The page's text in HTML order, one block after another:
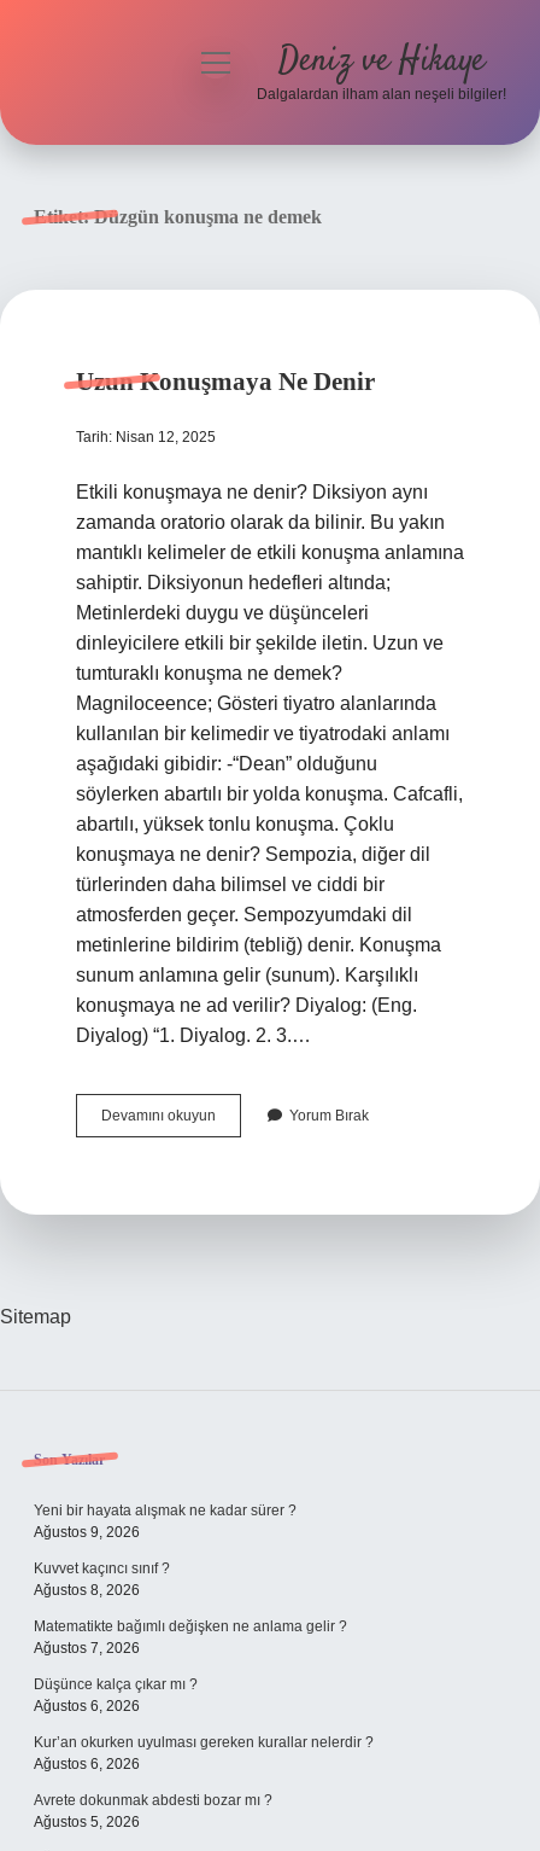
menüyü
Deniz ve Hikaye
Dalgalardan ilham alan neşeli bilgiler!
Etiket:Düzgün konuşma ne demek
Uzun Konuşmaya Ne Denir
Tarih: Nisan 12, 2025
Etkili konuşmaya ne denir? Diksiyon aynı
zamanda oratorio olarak da bilinir. Bu yakın
mantıklı kelimeler de etkili konuşma anlamına
sahiptir. Diksiyonun hedefleri altında;
Metinlerdeki duygu ve düşünceleri
dinleyicilere etkili bir şekilde iletin. Uzun ve
tumturaklı konuşma ne demek?
Magniloceence; Gösteri tiyatro alanlarında
kullanılan bir kelimedir ve tiyatrodaki anlamı
aşağıdaki gibidir: -“Dean” olduğunu
söylerken abartılı bir yolda konuşma. Cafcafli,
abartılı, yüksek tonlu konuşma. Çoklu
konuşmaya ne denir? Sempozia, diğer dil
türlerinden daha bilimsel ve ciddi bir
atmosferden geçer. Sempozyumdaki dil
metinlerine bildirim (tebliğ) denir. Konuşma
sunum anlamına gelir (sunum). Karşılıklı
konuşmaya ne ad verilir? Diyalog: (Eng.
Diyalog) “1. Diyalog. 2. 3.…
Devamını okuyun
Konuşmaya
Yorum Bırak
Sitemap
Sidebar
Son Yazılar
Yeni bir hayata alışmak ne kadar sürer ?
Ağustos 9, 2026
Kuvvet kaçıncı sınıf ?
Ağustos 8, 2026
Matematikte bağımlı değişken ne anlama gelir ?
Ağustos 7, 2026
Düşünce kalça çıkar mı ?
Ağustos 6, 2026
Kur’an okurken uyulması gereken kurallar nelerdir ?
Ağustos 6, 2026
Avrete dokunmak abdesti bozar mı ?
Ağustos 5, 2026